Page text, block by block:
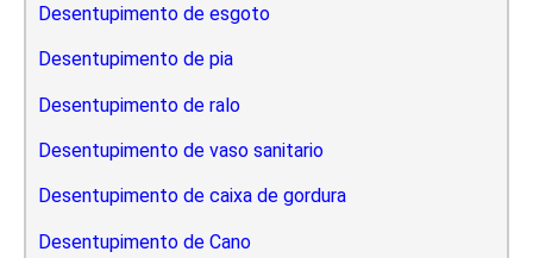
Desentupimento de esgoto
Desentupimento de pia
Desentupimento de ralo
Desentupimento de vaso sanitario
Desentupimento de caixa de gordura
Desentupimento de Cano